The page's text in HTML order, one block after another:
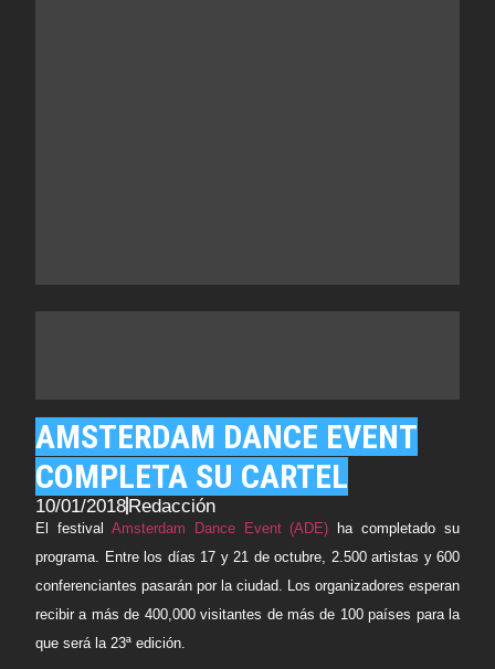
AMSTERDAM DANCE EVENT
COMPLETA SU CARTEL
10/01/2018Redacción
El festival Amsterdam Dance Event (ADE) ha completado su
programa. Entre los días 17 y 21 de octubre, 2.500 artistas y 600
conferenciantes pasarán por la ciudad. Los organizadores esperan
recibir a más de 400,000 visitantes de más de 100 países para la
que será la 23ª edición.